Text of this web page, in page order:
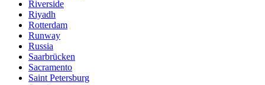
Riverside
Riyadh
Rotterdam
Runway
Russia
Saarbrücken
Sacramento
Saint Petersburg